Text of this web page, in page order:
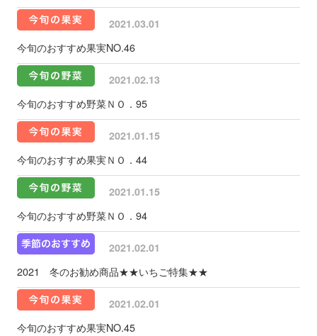
2021.03.01
今旬のおすすめ果実NO.46
2021.02.13
今旬のおすすめ野菜ＮＯ．95
2021.01.15
今旬のおすすめ果実ＮＯ．44
2021.01.15
今旬のおすすめ野菜ＮＯ．94
2021.02.01
2021 冬のお勧め商品★★いちご特集★★
2021.02.01
今旬のおすすめ果実NO.45